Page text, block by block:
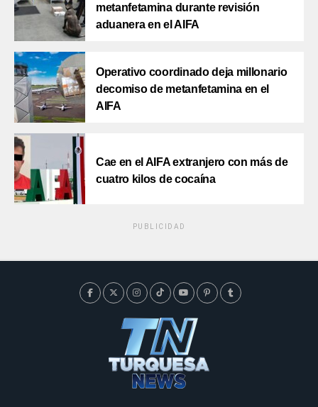
metanfetamina durante revisión
aduanera en el AIFA
Operativo coordinado deja millonario
decomiso de metanfetamina en el
AIFA
Cae en el AIFA extranjero con más de
cuatro kilos de cocaína
PUBLICIDAD